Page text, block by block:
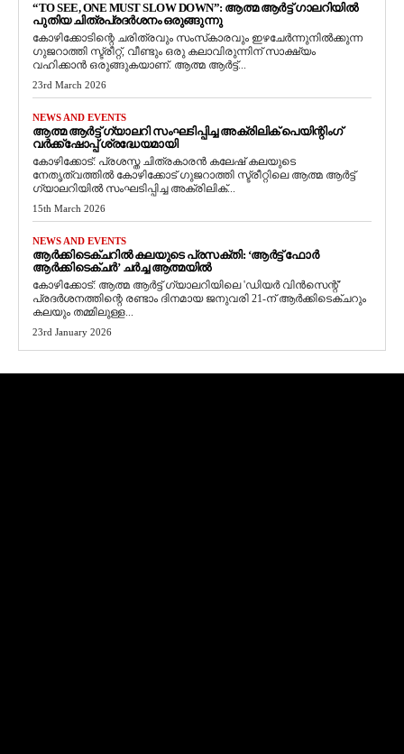
“TO SEE, ONE MUST SLOW DOWN”: ആത്മ ആർട്ട് ഗാലറിയിൽ
പുതിയ ചിത്രപ്രദർശനം ഒരുങ്ങുന്നു
കോഴിക്കോടിന്റെ ചരിത്രവും സംസ്‌കാരവും ഇഴചേർന്നുനിൽക്കുന്ന
ഗുജറാത്തി സ്ട്രീറ്റ്, വീണ്ടും ഒരു കലാവിരുന്നിന് സാക്ഷ്യം
വഹിക്കാൻ ഒരുങ്ങുകയാണ്. ആത്മ ആർട്ട്...
23rd March 2026
NEWS AND EVENTS
ആത്മ ആർട്ട് ഗ്യാലറി സംഘടിപ്പിച്ച അക്രിലിക് പെയിന്റിംഗ്
വർക്ക്‌ഷോപ്പ് ശ്രദ്ധേയമായി
കോഴിക്കോട്: പ്രശസ്ത ചിത്രകാരൻ കലേഷ് കലയുടെ
നേതൃത്വത്തിൽ കോഴിക്കോട് ഗുജറാത്തി സ്ട്രീറ്റിലെ ആത്മ ആർട്ട്
ഗ്യാലറിയിൽ സംഘടിപ്പിച്ച അക്രിലിക്...
15th March 2026
NEWS AND EVENTS
ആർക്കിടെക്ചറിൽ കലയുടെ പ്രസക്തി: ‘ആർട്ട് ഫോർ
ആർക്കിടെക്ചർ’ ചർച്ച ആത്മയിൽ
​കോഴിക്കോട്: ആത്മ ആർട്ട് ഗ്യാലറിയിലെ 'ഡിയർ വിൻസെന്റ്'
പ്രദർശനത്തിന്റെ രണ്ടാം ദിനമായ ജനുവരി 21-ന് ആർക്കിടെക്ചറും
കലയും തമ്മിലുള്ള...
23rd January 2026